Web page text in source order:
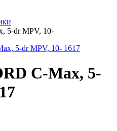
5-dr MPV, 10-
C-Max, 5-